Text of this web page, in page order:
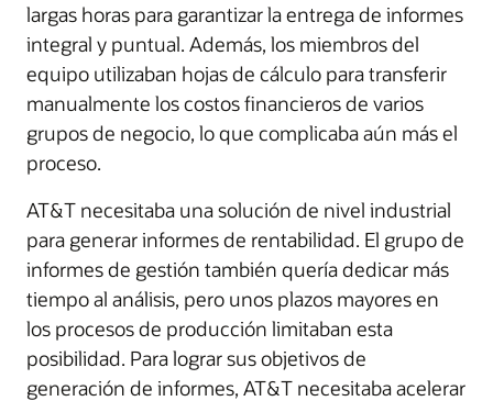
largas horas para garantizar la entrega de informes
integral y puntual. Además, los miembros del
equipo utilizaban hojas de cálculo para transferir
manualmente los costos financieros de varios
grupos de negocio, lo que complicaba aún más el
proceso.
AT&T necesitaba una solución de nivel industrial
para generar informes de rentabilidad. El grupo de
informes de gestión también quería dedicar más
tiempo al análisis, pero unos plazos mayores en
los procesos de producción limitaban esta
posibilidad. Para lograr sus objetivos de
generación de informes, AT&T necesitaba acelerar